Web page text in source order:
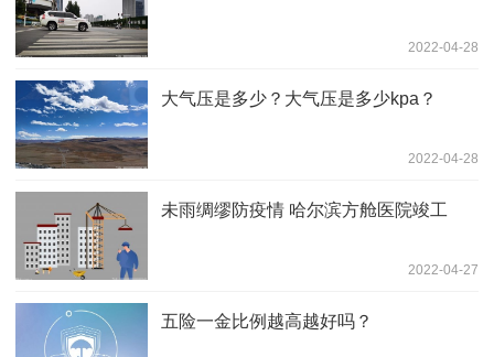
2022-04-28
大气压是多少？大气压是多少kpa？
2022-04-28
未雨绸缪防疫情 哈尔滨方舱医院竣工
2022-04-27
五险一金比例越高越好吗？